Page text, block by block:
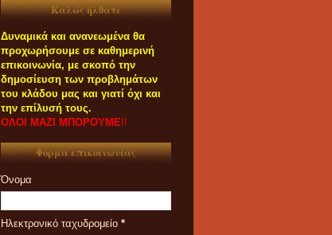
Καλώς ήλθατε
Δυναμικά και ανανεωμένα θα
προχωρήσουμε σε καθημερινή
επικοινωνία, με σκοπό την
δημοσίευση των προβλημάτων
του κλάδου μας και γιατί όχι και
την επίλυσή τους.
ΟΛΟΙ ΜΑΖΙ ΜΠΟΡΟΥΜΕ!!
Φόρμα επικοινωνίας
Όνομα
Ηλεκτρονικό ταχυδρομείο *